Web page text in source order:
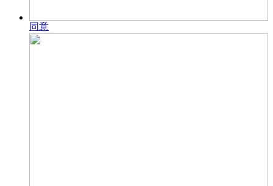
同意